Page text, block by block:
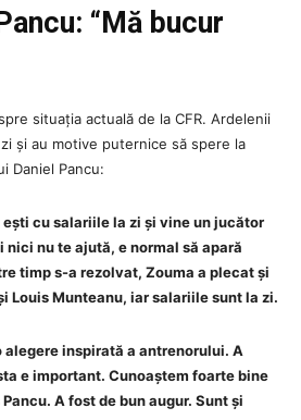
“Mă bucur
situația actuală de la CFR. Ardelenii
și au motive puternice să spere la
Daniel Pancu:
ești cu salariile la zi și vine un jucător
nu te ajută, e normal să apară
timp s-a rezolvat, Zouma a plecat și
Louis Munteanu, iar salariile sunt la zi.
alegere inspirată a antrenorului. A
e important. Cunoaștem foarte bine
A fost de bun augur. Sunt și